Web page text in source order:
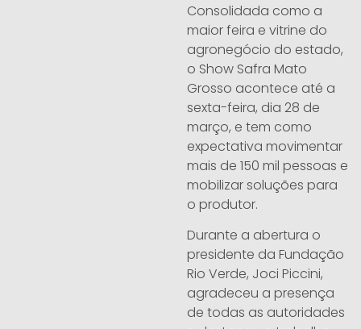
Consolidada como a
maior feira e vitrine do
agronegócio do estado,
o Show Safra Mato
Grosso acontece até a
sexta-feira, dia 28 de
março, e tem como
expectativa movimentar
mais de 150 mil pessoas e
mobilizar soluções para
o produtor.
Durante a abertura o
presidente da Fundação
Rio Verde, Joci Piccini,
agradeceu a presença
de todas as autoridades